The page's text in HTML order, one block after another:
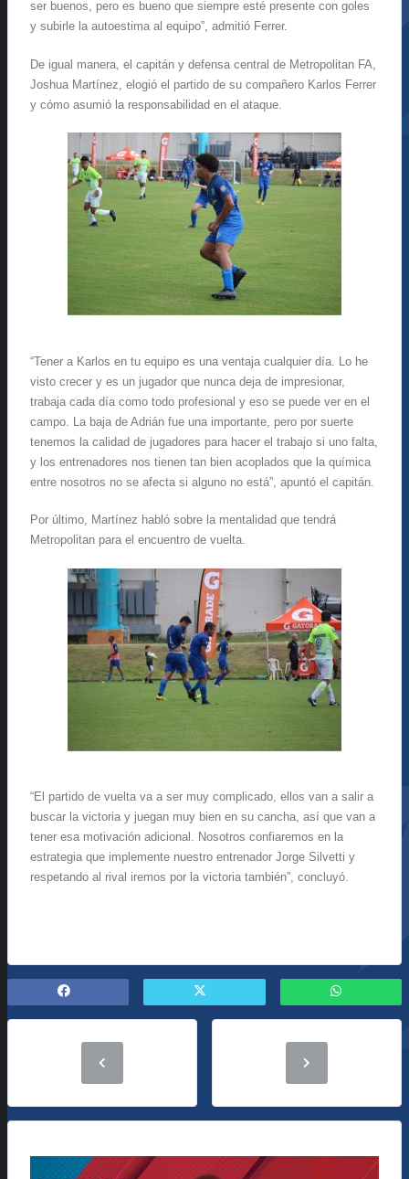
ser buenos, pero es bueno que siempre esté presente con goles
y subirle la autoestima al equipo”, admitió Ferrer.
De igual manera, el capitán y defensa central de Metropolitan FA,
Joshua Martínez, elogió el partido de su compañero Karlos Ferrer
y cómo asumió la responsabilidad en el ataque.
“Tener a Karlos en tu equipo es una ventaja cualquier día. Lo he
visto crecer y es un jugador que nunca deja de impresionar,
trabaja cada día como todo profesional y eso se puede ver en el
campo. La baja de Adrián fue una importante, pero por suerte
tenemos la calidad de jugadores para hacer el trabajo si uno falta,
y los entrenadores nos tienen tan bien acoplados que la química
entre nosotros no se afecta si alguno no está”, apuntó el capitán.
Por último, Martínez habló sobre la mentalidad que tendrá
Metropolitan para el encuentro de vuelta.
“El partido de vuelta va a ser muy complicado, ellos van a salir a
buscar la victoria y juegan muy bien en su cancha, así que van a
tener esa motivación adicional. Nosotros confiaremos en la
estrategia que implemente nuestro entrenador Jorge Silvetti y
respetando al rival iremos por la victoria también”, concluyó.